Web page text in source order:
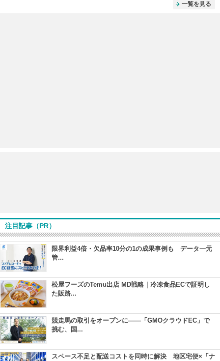
一覧を見る
注目記事（PR）
限界利益4倍・欠品率10分の1の成果事例も データ一元
管...
松屋フーズのTemu出店 MD戦略｜冷凍食品ECで証明し
た販路...
競走馬の取引をオープンに――「GMOクラウドEC」で
挑む、国...
スペース不足と配送コストを同時に解決 地区宅便×「ナ